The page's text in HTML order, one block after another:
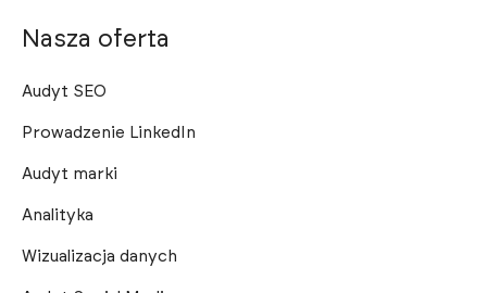
Nasza oferta
Audyt SEO
Prowadzenie LinkedIn
Audyt marki
Analityka
Wizualizacja danych